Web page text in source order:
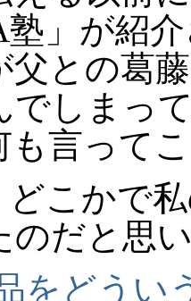
塾」が紹
父との葛
でしまっ
も言って
どこかで
のだと思
をどうい